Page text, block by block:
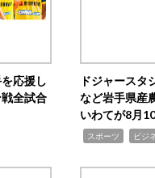
応援し
全試合
ドジャースタ
など岩手県産
いわてが8月
スポーツ ビジ